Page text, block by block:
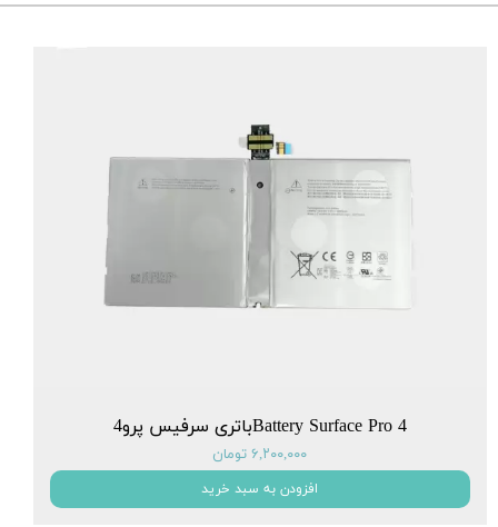
Battery Surface Pro 4باتری سرفیس پرو4
۶,۲۰۰,۰۰۰ تومان
افزودن به سبد خرید